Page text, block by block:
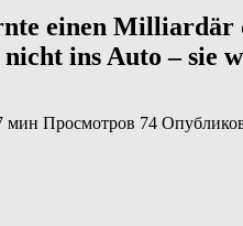
einen Milliardär
nicht ins Auto –
мин Просмотров 74